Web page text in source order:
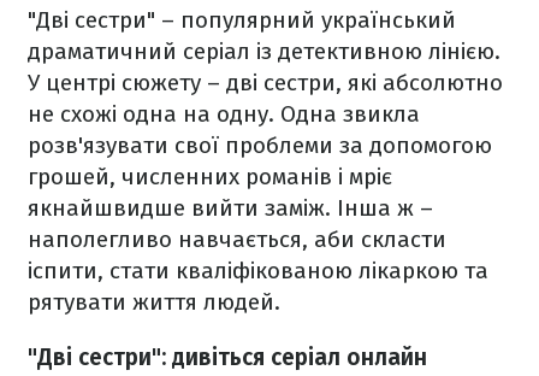
"Дві сестри" – популярний український
драматичний серіал із детективною лінією.
У центрі сюжету – дві сестри, які абсолютно
не схожі одна на одну. Одна звикла
розв'язувати свої проблеми за допомогою
грошей, численних романів і мріє
якнайшвидше вийти заміж. Інша ж –
наполегливо навчається, аби скласти
іспити, стати кваліфікованою лікаркою та
рятувати життя людей.
"Дві сестри": дивіться серіал онлайн